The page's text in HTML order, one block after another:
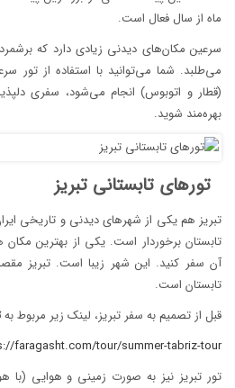
ماه از سال فعال است.
سرعین مکان‌های دیدنی زیادی دارد که
می‌طلبد. شما می‌توانید با استفاده از تور
(قطار و اتوبوس) انجام می‌شود، سفری
بهره‌مند شوید.
تورهای تابستانی تبریز
تبریز هم یکی از شهرهای دیدنی و تاریخی
تابستان برخوردار است. یکی از بهترین مکان
آن سفر کنید. این شهر زیبا است. تبریز
تابستان است.
قبل از تصمیم به سفر تبریز، لینک زیر مربوط به
faragasht.com/tour/summer-tabriz-tour/
تور تبریز نیز به صورت زمینی و هوایی (با